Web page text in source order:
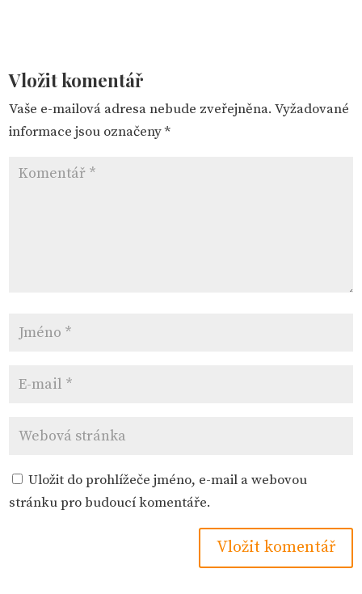
Vložit komentář
Vaše e-mailová adresa nebude zveřejněna. Vyžadované
informace jsou označeny*
Uložit do prohlížeče jméno, e-mail a webovou
stránku pro budoucí komentáře.